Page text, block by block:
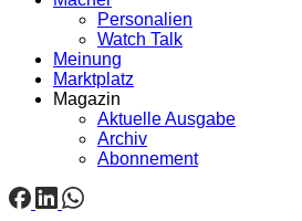
Personalien
Watch Talk
Meinung
Marktplatz
Magazin
Aktuelle Ausgabe
Archiv
Abonnement